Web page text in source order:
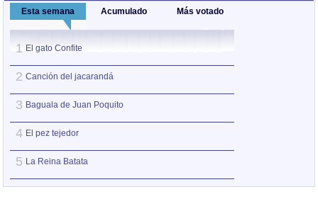
Esta semana Acumulado Más votado
1 El gato Confite
2 Canción del jacarandá
3 Baguala de Juan Poquito
4 El pez tejedor
5 La Reina Batata